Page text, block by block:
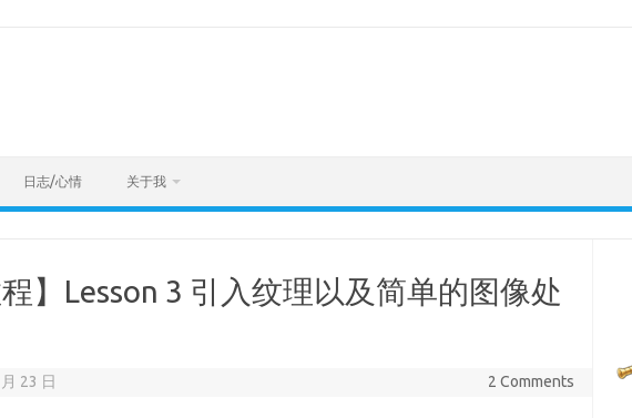
日志/心情 关于我
程】Lesson 3 引入纹理以及简单的图像处
23 日 2 Comments